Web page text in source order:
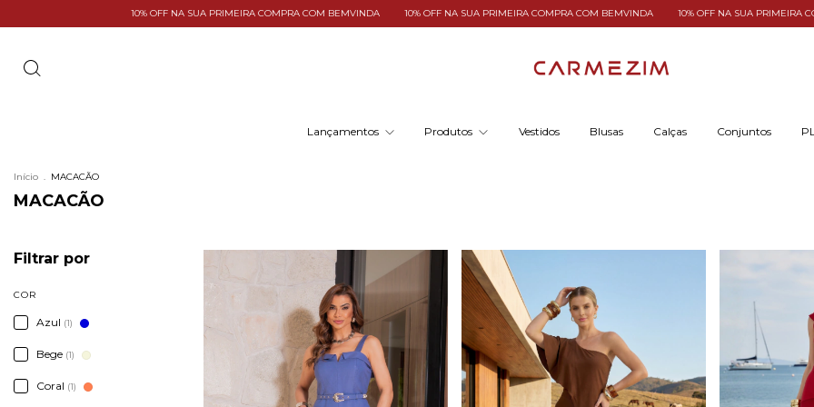
10% OFF NA SUA PRIMEIRA COMPRA COM BEMVINDA 10% OFF NA SUA PRIMEIRA COMPRA COM BEMVINDA 10% OFF NA SUA PRIMEIRA
Lançamentos Produtos Vestidos Blusas Calças Conjuntos
Início . MACACÃO
MACACÃO
Filtrar por
COR
Azul (1)
Bege (1)
Coral (1)